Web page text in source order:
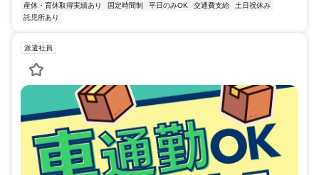
産休・育休取得実績あり 固定時間制 平日のみOK 交通費支給
土日祝休み
託児所あり
派遣社員